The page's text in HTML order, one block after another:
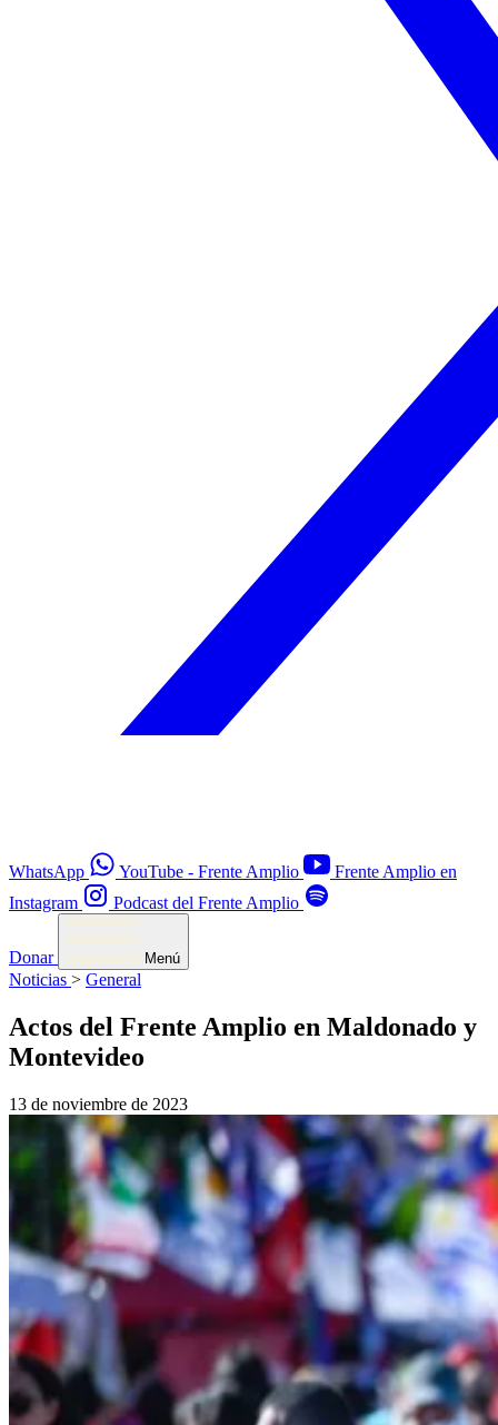
WhatsApp YouTube - Frente Amplio
Frente Amplio en
Instagram
Podcast del Frente Amplio
Donar Menú
Noticias > General
Actos del Frente Amplio en Maldonado y
Montevideo
13 de noviembre de 2023